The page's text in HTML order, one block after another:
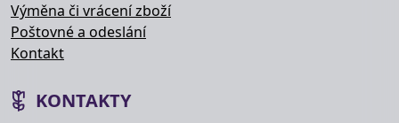
Výměna či vrácení zboží
Poštovné a odeslání
Kontakt
KONTAKTY